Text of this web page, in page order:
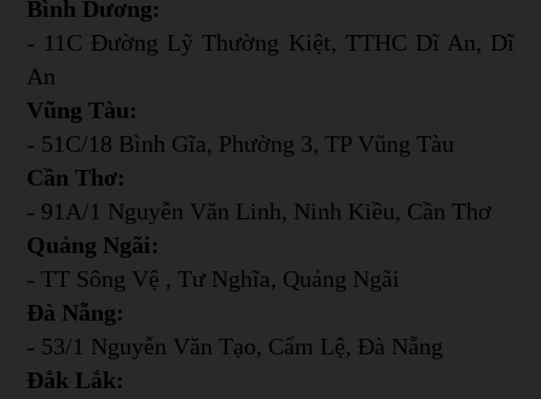
Bình Dương:
- 11C Đường Lỹ Thường Kiệt, TTHC Dĩ An, Dĩ
An
Vũng Tàu:
- 51C/18 Bình Gĩa, Phường 3, TP Vũng Tàu
Cần Thơ:
- 91A/1 Nguyễn Văn Linh, Ninh Kiều, Cần Thơ
Quảng Ngãi:
- TT Sông Vệ , Tư Nghĩa, Quảng Ngãi
Đà Nẵng:
- 53/1 Nguyễn Văn Tạo, Cẩm Lệ, Đà Nẵng
Đắk Lắk: